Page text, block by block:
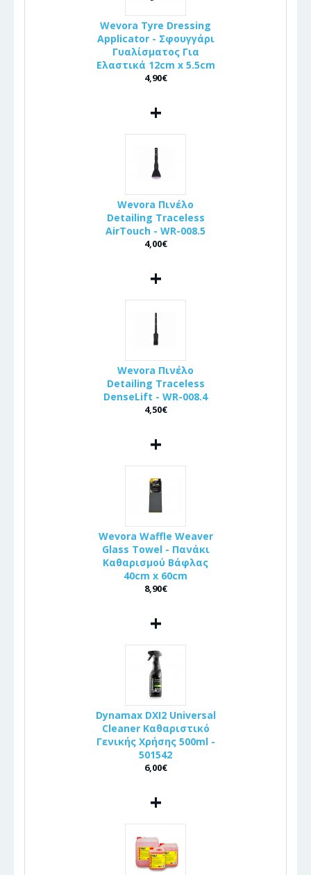
Wevora Tyre Dressing
Applicator - Σφουγγάρι
Γυαλίσματος Για
Ελαστικά 12cm x 5.5cm
4,90€
+
Wevora Πινέλo
Detailing Traceless
AirTouch - WR-008.5
4,00€
+
Wevora Πινέλo
Detailing Traceless
DenseLift - WR-008.4
4,50€
+
Wevora Waffle Weaver
Glass Towel - Πανάκι
Καθαρισμού Βάφλας
40cm x 60cm
8,90€
+
Dynamax DXI2 Universal
Cleaner Καθαριστικό
Γενικής Χρήσης 500ml -
501542
6,00€
+